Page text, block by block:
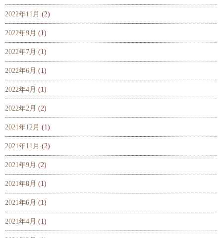
2022年11月 (2)
2022年9月 (1)
2022年7月 (1)
2022年6月 (1)
2022年4月 (1)
2022年2月 (2)
2021年12月 (1)
2021年11月 (2)
2021年9月 (2)
2021年8月 (1)
2021年6月 (1)
2021年4月 (1)